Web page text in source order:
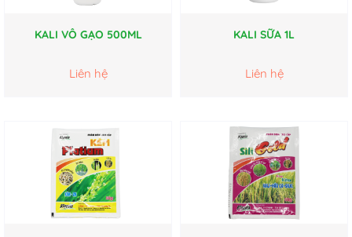
KALI VÔ GẠO 500ML
Liên hệ
KALI SỮA 1L
Liên hệ